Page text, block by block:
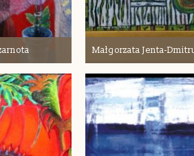
Małgorzata Jenta-